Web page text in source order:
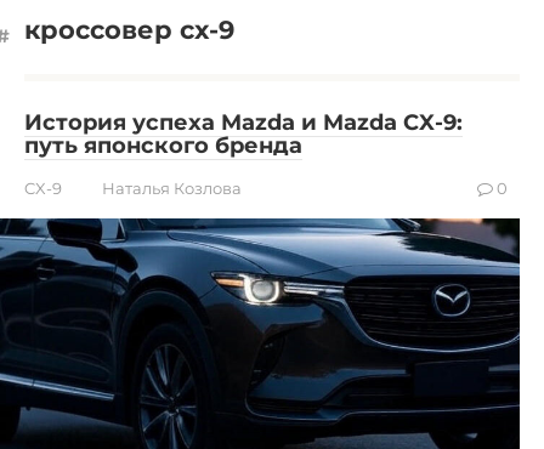
кроссовер cx-9
История успеха Mazda и Mazda CX-9:
путь японского бренда
CX-9 Наталья Козлова 0